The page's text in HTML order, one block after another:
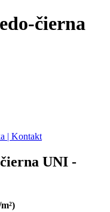
čierna
| Kontakt
UNI -